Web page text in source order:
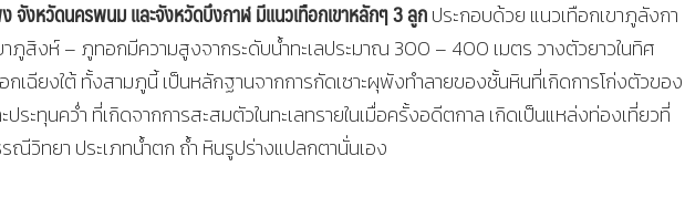
จังหวัดนครพนม และจังหวัดบึงกาฬ มีแนวเทือกเขาหลักๆ 3 ลูกประกอบด้วย แนวเทือกเขาภูลังกา
าภูสิงห์ – ภูทอกมีความสูงจากระดับน้ำทะเลประมาณ 300 – 400 เมตร วางตัวยาวในทิศ
เฉียงใต้ ทั้งสามภูนี้ เป็นหลักฐานจากการกัดเซาะผุพังทำลายของชั้นหินที่เกิดการโก่งตัวของ
ระทุนคว่ำ ที่เกิดจากการสะสมตัวในทะเลทรายในเมื่อครั้งอดีตกาล เกิดเป็นแหล่งท่องเที่ยวที่
วิทยา ประเภทน้ำตก ถ้ำ หินรูปร่างแปลกตานั่นเอง